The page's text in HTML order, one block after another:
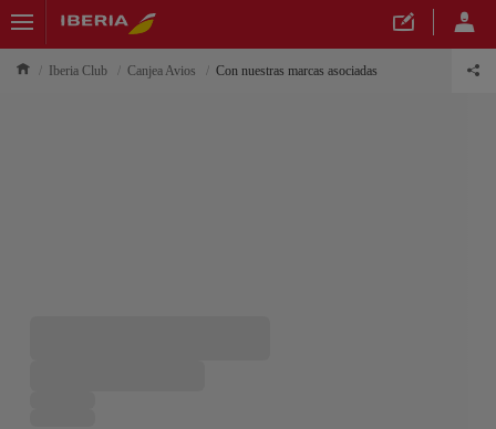
Iberia Club Canjea Avios Con nuestras marcas asociadas